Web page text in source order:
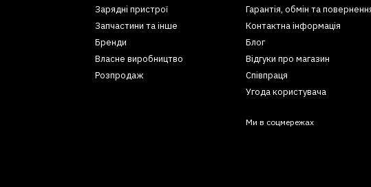
Зарядні пристрої
Запчастини та інше
Бренди
Власне виробництво
Розпродаж
Гарантія, обмін та
Контактна інформація
Блог
Відгуки про магазин
Співпраця
Угода користувача
Ми в соцмережах